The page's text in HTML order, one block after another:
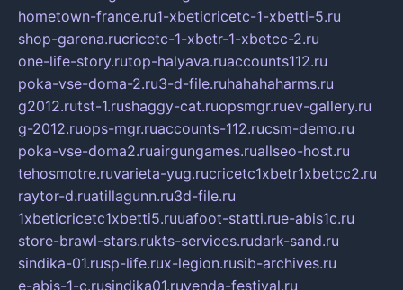
hometown-france.ru1-xbeticricetc-1-xbetti-5.ru
shop-garena.rucricetc-1-xbetr-1-xbetcc-2.ru
one-life-story.rutop-halyava.ruaccounts112.ru
poka-vse-doma-2.ru3-d-file.ruhahahaharms.ru
g2012.rutst-1.rushaggy-cat.ruopsmgr.ruev-gallery.ru
g-2012.ruops-mgr.ruaccounts-112.rucsm-demo.ru
poka-vse-doma2.ruairgungames.ruallseo-host.ru
tehosmotre.ruvarieta-yug.rucricetc1xbetr1xbetcc2.ru
raytor-d.ruatillagunn.ru3d-file.ru
1xbeticricetc1xbetti5.ruuafoot-statti.rue-abis1c.ru
store-brawl-stars.rukts-services.rudark-sand.ru
sindika-01.rusp-life.rux-legion.rusib-archives.ru
e-abis-1-c.rusindika01.ruvenda-festival.ru